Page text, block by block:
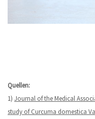
Quellen:
1) Journal of the Medical
study of Curcuma domestica